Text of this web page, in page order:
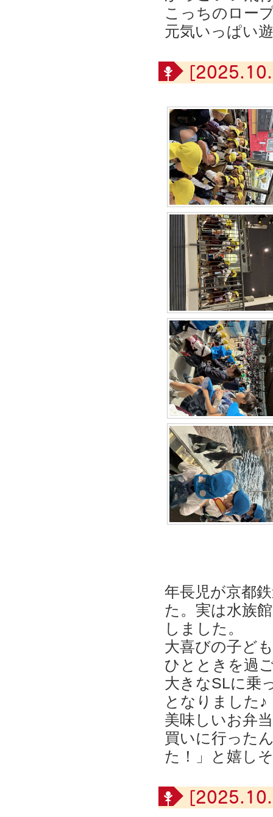
こっちのロー
元気いっぱい
年長児が京都
た。実は水族
しました。
大喜びの子ど
ひとときを過
大きなSLに乗
となりました♪
美味しいお弁
買いに行った
た！」と嬉し